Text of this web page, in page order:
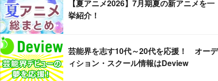
【夏アニメ2026】7月期夏の新アニメを一
挙紹介！
芸能界を志す10代～20代を応援！ オーデ
ィション・スクール情報はDeview